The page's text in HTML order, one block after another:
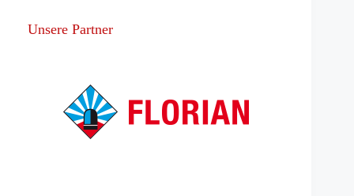
Unsere Partner